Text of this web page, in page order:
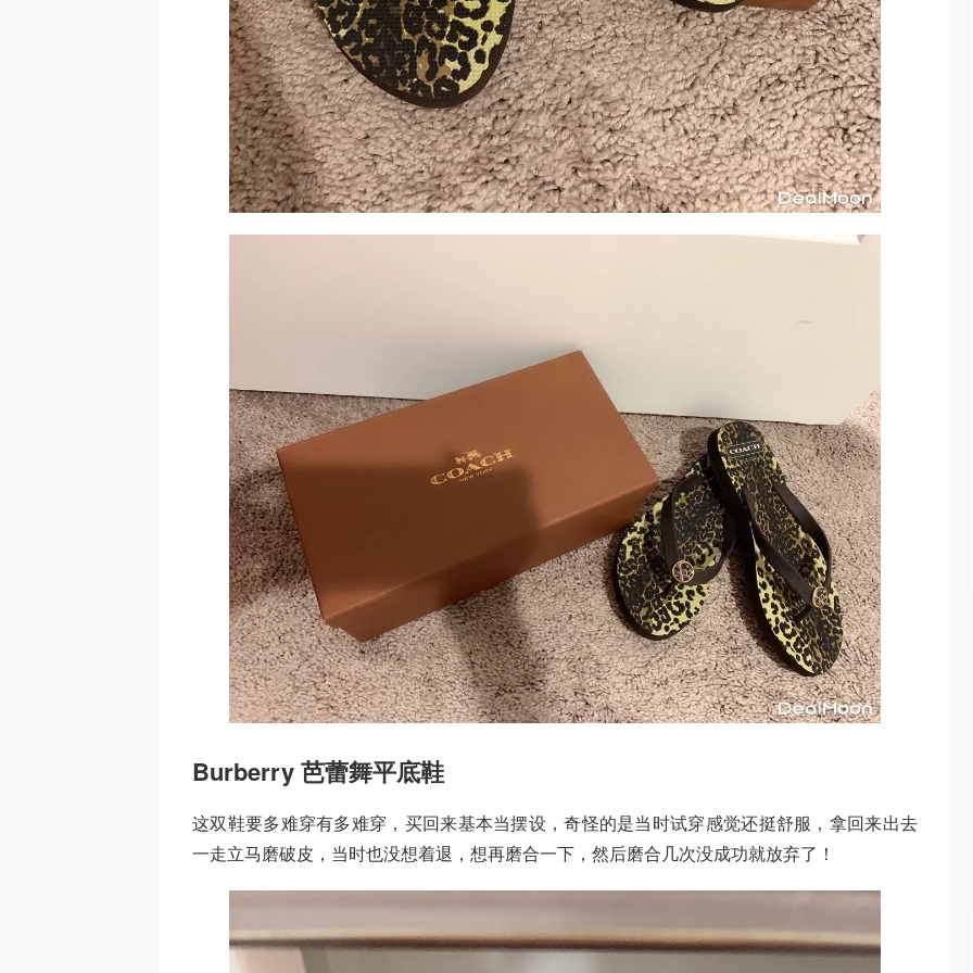
Burberry 芭蕾舞平底鞋
这双鞋要多难穿有多难穿，买回来基本当摆设，奇怪的是当时试穿感觉还挺舒服，拿回来出去
一走立马磨破皮，当时也没想着退，想再磨合一下，然后磨合几次没成功就放弃了！